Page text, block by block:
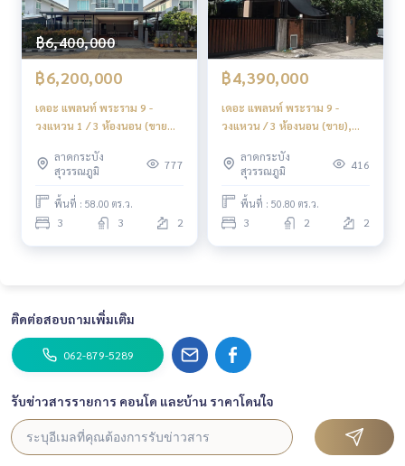
฿6,400,000
฿6,200,000
เดอะ แพลนท์ พระราม 9 -
วงแหวน 1 / 3 ห้องนอน (ขาย
9 - Wongwaen 1 / 3
Bedrooms (SALE WITH
TENANT) BZD069
ลาดกระบัง
สุวรรณภูมิ
777
พื้นที่ : 58.00 ตร.ว.
3 3 2
฿4,390,000
เดอะ แพลนท์ พระราม 9 -
วงแหวน / 3 ห้องนอน (ขาย),
Wongwaen / 3 Bedrooms
(FOR SALE) BZD084
ลาดกระบัง
สุวรรณภูมิ
416
พื้นที่ : 50.80 ตร.ว.
3 2 2
ติดต่อสอบถามเพิ่มเติม
062-879-5289
รับข่าวสารรายการ คอนโด และบ้าน ราคาโดนใจ